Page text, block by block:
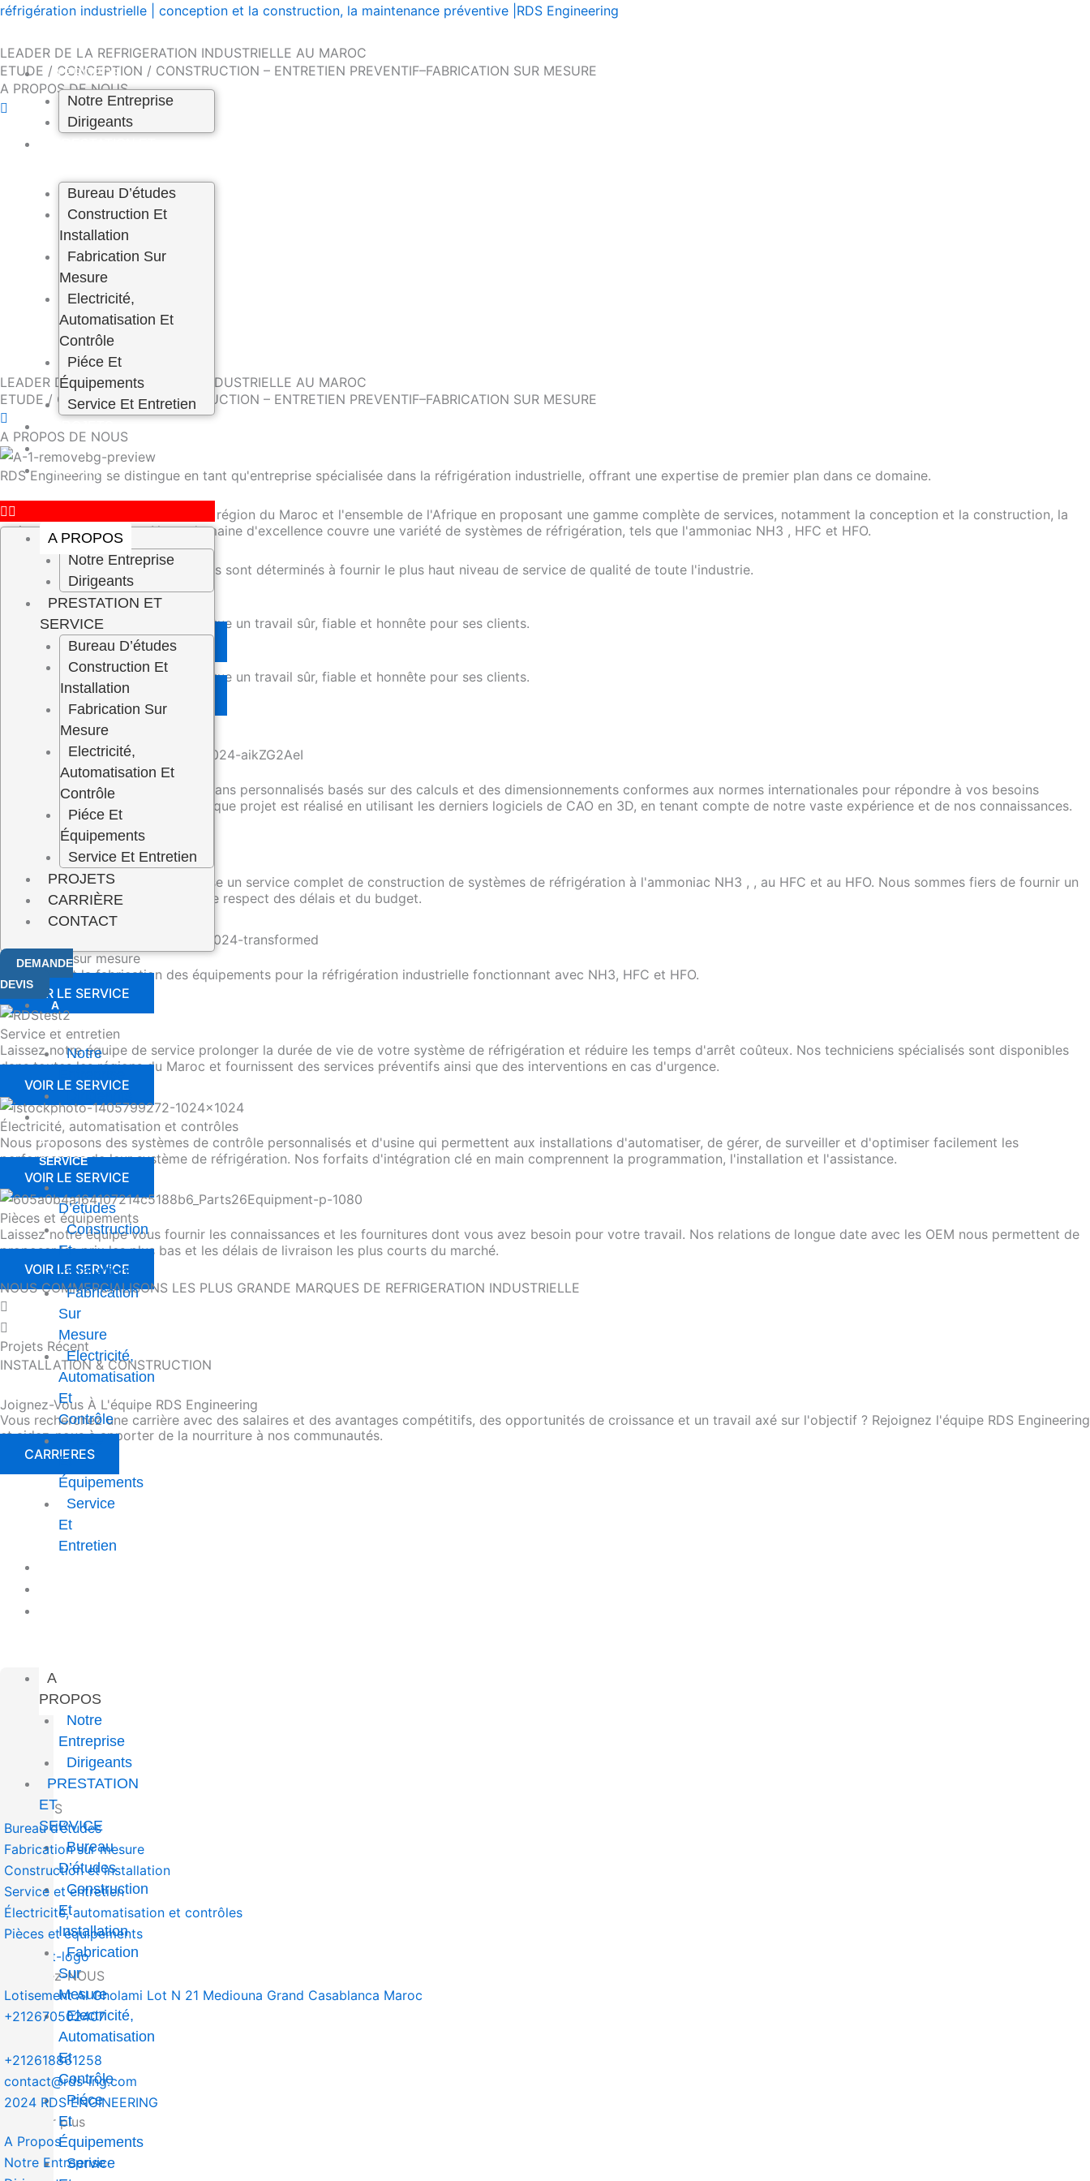
Skip
content
réfrigération industrielle | conception et la construction, la maintenance préventive |RDS Engineering
A PROPOS
Notre Entreprise
Dirigeants
Bureau D’études
Construction Et
Installation
Fabrication Sur
Mesure
Electricité,
Automatisation Et
Contrôle
Piéce Et
Équipements
Service Et Entretien
CONTACT
A PROPOS
Notre Entreprise
Dirigeants
PRESTATION ET
SERVICE
Bureau D’études
Construction Et
Installation
Fabrication Sur
Mesure
Electricité,
Automatisation Et
Contrôle
Piéce Et
Équipements
Service Et Entretien
PROJETS
CARRIÈRE
CONTACT
DEMANDE
DEVIS
A
PROPOS
Notre
Dirigeants
PRESTATION
ET
SERVICE
Bureau
D’études
Construction
Et
Installation
Fabrication
Sur
Mesure
Electricité,
Automatisation
Et
Contrôle
Et
Équipements
Service
Et
Entretien
A
PROPOS
Notre
Entreprise
Dirigeants
PRESTATION
ET
SERVICE
Bureau
D’études
Construction
Et
Installation
Fabrication
Sur
Mesure
Electricité,
Automatisation
Et
Contrôle
Piéce
Et
Équipements
Service
LEADER DE LA REFRIGERATION INDUSTRIELLE AU MAROC
ETUDE / CONCEPTION / CONSTRUCTION – ENTRETIEN PREVENTIF–FABRICATION SUR MESURE
A PROPOS DE NOUS
LEADER DE LA REFRIGERATION INDUSTRIELLE AU MAROC ​
ETUDE / CONCEPTION / CONSTRUCTION – ENTRETIEN PREVENTIF–FABRICATION SUR MESURE
A PROPOS DE NOUS
RDS Engineering se distingue en tant qu'entreprise spécialisée dans la réfrigération industrielle, offrant une expertise de premier plan dans ce domaine.
Nous sommes honorés de servir la région du Maroc et l'ensemble de l'Afrique en proposant une gamme complète de services, notamment la conception et la construction, la
maintenance préventive Notre domaine d'excellence couvre une variété de systèmes de réfrigération, tels que l'ammoniac NH3 , HFC et HFO.
Nos techniciens hautement qualifiés sont déterminés à fournir le plus haut niveau de service de qualité de toute l'industrie.
Travail Sur Et Fiable
L'équipe de RDS Engineering effectue un travail sûr, fiable et honnête pour ses clients.
RENCONTRER LES GÉRANTS
Travail Sur Et Fiable
L'équipe de RDS Engineering effectue un travail sûr, fiable et honnête pour ses clients.
RENCONTRER LES GÉRANTS
Nos Services
Bureau d’études
Laissez-nous vous proposer des plans personnalisés basés sur des calculs et des dimensionnements conformes aux normes internationales pour répondre à vos besoins
spécifiques et à votre budget. Chaque projet est réalisé en utilisant les derniers logiciels de CAO en 3D, en tenant compte de notre vaste expérience et de nos connaissances.
VOIR LE SERVICE
Construction et installation
Notre équipe expérimentée propose un service complet de construction de systèmes de réfrigération à l'ammoniac NH3 , , au HFC et au HFO. Nous sommes fiers de fournir un
travail de qualité supérieure dans le respect des délais et du budget.
VOIR LE SERVICE
Fabrication sur mesure
Nous faisant la fabrication des équipements pour la réfrigération industrielle fonctionnant avec NH3, HFC et HFO.
VOIR LE SERVICE
Service et entretien
Laissez notre équipe de service prolonger la durée de vie de votre système de réfrigération et réduire les temps d'arrêt coûteux. Nos techniciens spécialisés sont disponibles
dans toutes les régions du Maroc et fournissent des services préventifs ainsi que des interventions en cas d'urgence.
VOIR LE SERVICE
Électricité, automatisation et contrôles
Nous proposons des systèmes de contrôle personnalisés et d'usine qui permettent aux installations d'automatiser, de gérer, de surveiller et d'optimiser facilement les
performances de leur système de réfrigération. Nos forfaits d'intégration clé en main comprennent la programmation, l'installation et l'assistance.
VOIR LE SERVICE
Pièces et équipements
Laissez notre équipe vous fournir les connaissances et les fournitures dont vous avez besoin pour votre travail. Nos relations de longue date avec les OEM nous permettent de
proposer les prix les plus bas et les délais de livraison les plus courts du marché.
VOIR LE SERVICE
NOUS COMMERCIALISONS LES PLUS GRANDE MARQUES DE REFRIGERATION INDUSTRIELLE
Projets Récent
INSTALLATION & CONSTRUCTION
Joignez-Vous À L'équipe RDS Engineering
Vous recherchez une carrière avec des salaires et des avantages compétitifs, des opportunités de croissance et un travail axé sur l'objectif ? Rejoignez l'équipe RDS Engineering
et aidez-nous à apporter de la nourriture à nos communautés.
CARRIERES
SERVICES
Bureau d’études
Fabrication sur mesure
Construction et installation
Service et entretien
Électricité, automatisation et contrôles
Pièces et équipements
contactez-NOUS
Lotisement Al Gholami Lot N 21 Mediouna Grand Casablanca Maroc
+212670502407
+212618861258
contact@rds-ing.com
2024 RDS ENGINEERING
en savoir plus
A Propos
Notre Entreprise